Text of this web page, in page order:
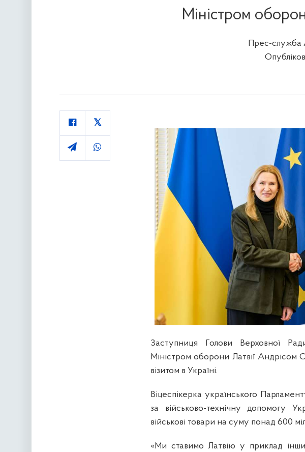
Міністром
Прес-служба
Заступниця Голови Верховної
Міністром оборони Латвії
візитом в Україні.
Віцеспікерка українського
за військово-технічну допомогу
військові товари на суму понад 600
«Ми ставимо Латвію у приклад